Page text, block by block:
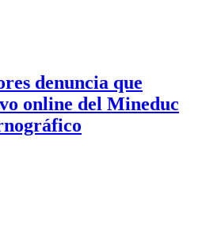
denuncia que
online del Mineduc